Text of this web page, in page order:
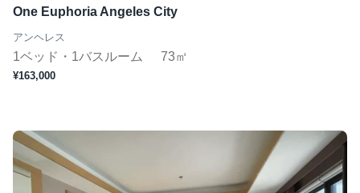
One Euphoria Angeles City
アンヘレス
1ベッド・1バスルーム 73㎡
¥163,000